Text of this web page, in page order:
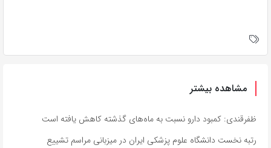
مشاهده بیشتر
ظفرقندی: کمبود دارو نسبت به ماه‌های گذشته کاهش یافته است
رتبه نخست دانشگاه علوم پزشکی ایران در میزبانی مراسم تشییع